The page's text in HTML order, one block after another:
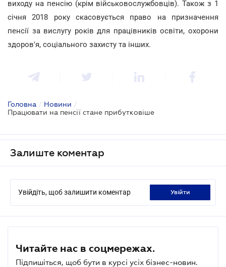
виходу на пенсію (крім військовослужбовців). Також з 1
січня 2018 року скасовується право на призначення
пенсії за вислугу років для працівників освіти, охорони
здоров'я, соціального захисту та інших.
Головна / Новини /
Працювати на пенсії стане прибутковіше
Залиште коментар
Увійдіть, щоб залишити коментар увійти
Читайте нас в соцмережах.
Підпишіться, щоб бути в курсі усіх бізнес-новин.